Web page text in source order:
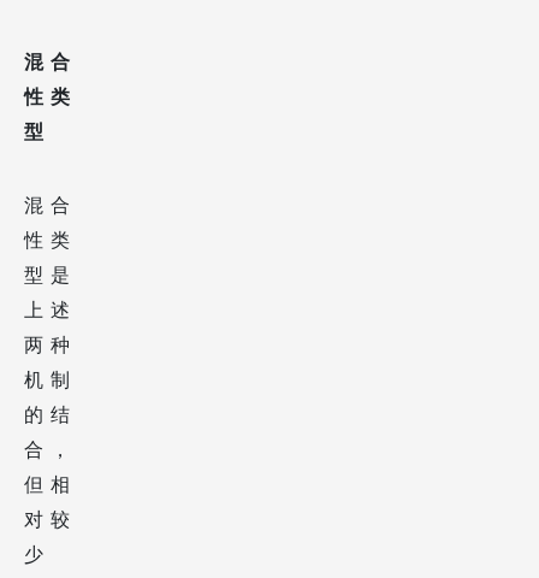
混合
性类
型
混合
性类
型是
上述
两种
机制
的结
合，
但相
对较
少